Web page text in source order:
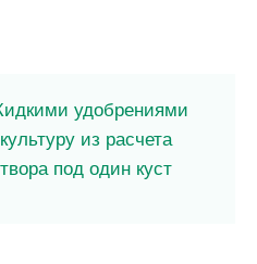
удобрениями
из расчета
под один куст